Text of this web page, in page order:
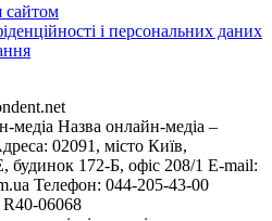
сайтом
і персональних даних
медіа Назва онлайн-медіа –
02091, місто Київ,
172-Б, офіс 208/1 E-mail:
Телефон: 044-205-43-00
R40-06068